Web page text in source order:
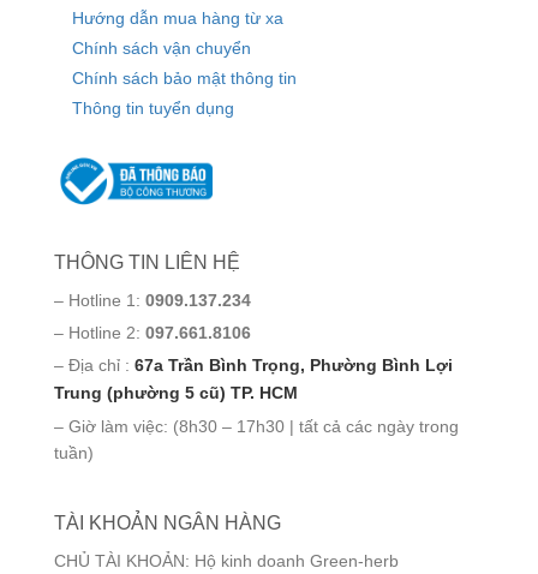
Hướng dẫn mua hàng từ xa
Chính sách vận chuyển
Chính sách bảo mật thông tin
Thông tin tuyển dụng
THÔNG TIN LIÊN HỆ
– Hotline 1: 0909.137.234
– Hotline 2: 097.661.8106
– Địa chỉ : 67a Trần Bình Trọng, Phường Bình Lợi
Trung (phường 5 cũ) TP. HCM
– Giờ làm việc: (8h30 – 17h30 | tất cả các ngày trong
tuần)
TÀI KHOẢN NGÂN HÀNG
CHỦ TÀI KHOẢN: Hộ kinh doanh Green-herb